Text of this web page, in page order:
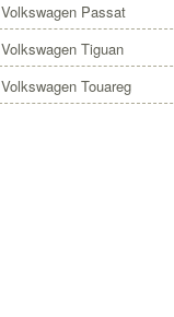
Volkswagen Passat
Volkswagen Tiguan
Volkswagen Touareg